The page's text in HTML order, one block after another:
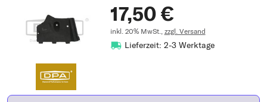
17,50 €
inkl. 20% MwSt., zzgl. Versand
Lieferzeit: 2-3 Werktage